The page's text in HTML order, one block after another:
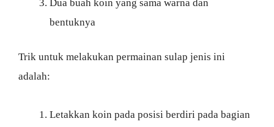
Dua buah koin yang sama warna dan
bentuknya
Trik untuk melakukan permainan sulap jenis ini
adalah:
Letakkan koin pada posisi berdiri pada bagian